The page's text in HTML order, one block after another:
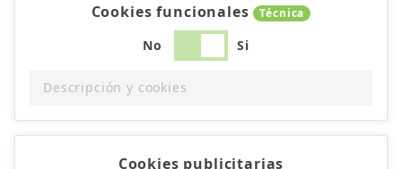
Cookies funcionales Técnica
No Si
Descripción y cookies
Cookies publicitarias